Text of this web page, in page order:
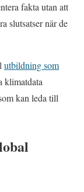
fakta utan att
slutsatser när de
utbildning som
klimatdata
kan leda till